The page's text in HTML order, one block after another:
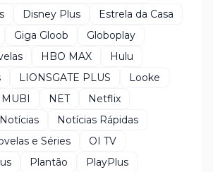
Disney Plus
Estrela da Casa
Giga Gloob
Globoplay
HBO MAX
Hulu
LIONSGATE PLUS
Looke
MUBI NET
Netflix
Notícias
Notícias Rápidas
e Séries
OI TV
Plantão
PlayPlus